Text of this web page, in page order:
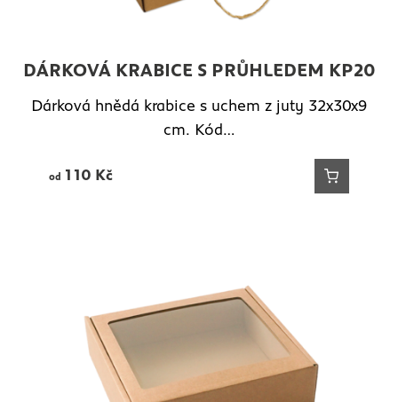
DÁRKOVÁ KRABICE S PRŮHLEDEM KP20
Dárková hnědá krabice s uchem z juty 32x30x9
cm. Kód…
od 110Kč